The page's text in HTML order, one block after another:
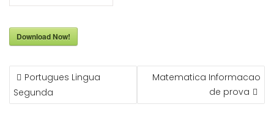
Download Now!
NAVEGAÇÃO
DE
ARTIGOS
Portugues Lingua
Segunda
Matematica Informacao
de prova